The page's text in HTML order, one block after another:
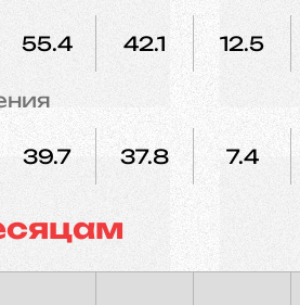
55.4 42.1 12.5
39.7 37.8 7.4